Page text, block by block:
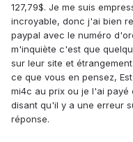
127,79$. Je me suis
incroyable, donc j'ai bien
paypal avec le numéro
m'inquiète c'est que
sur leur site et
ce que vous en pensez,
mi4c au prix ou je l'ai payé
disant qu'il y a une erreur
réponse.